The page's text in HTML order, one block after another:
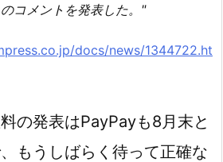
コメントを発表した。"
docs/news/1344722.ht
の発表はPayPayも8月末と
もうしばらく待って正確な